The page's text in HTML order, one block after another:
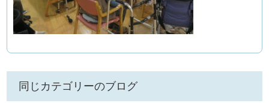
同じカテゴリーのブログ